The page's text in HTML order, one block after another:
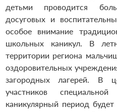
детьми проводится
досуговых и
особое внимание
школьных каникул. В
территории региона
оздоровительных
загородных лагерей. В
участников
каникулярный период